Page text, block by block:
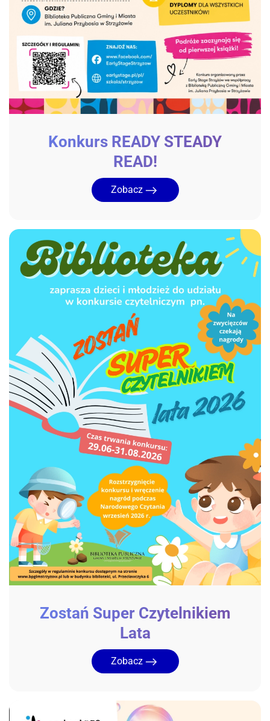
Konkurs READY STEADY
READ!
Zobacz
Zostań Super Czytelnikiem
Lata
Zobacz